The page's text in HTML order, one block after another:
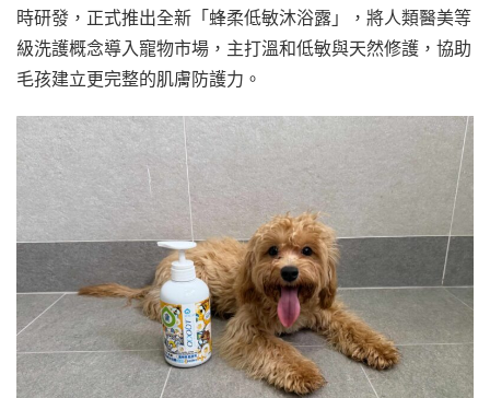
時研發，正式推出全新「蜂柔低敏沐浴露」，將人類醫美等
級洗護概念導入寵物市場，主打溫和低敏與天然修護，協助
毛孩建立更完整的肌膚防護力。